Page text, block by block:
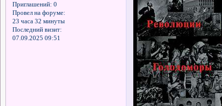
Приглашений: 0
Провел на форуме:
23 часа 32 минуты
Последний визит:
07.09.2025 09:51